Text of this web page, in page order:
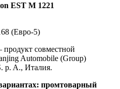
EST M 1221
(Евро-5)
продукт совместной
Automobile (Group)
p. A., Италия.
промтоварный